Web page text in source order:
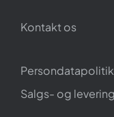
Kontakt os
Persondatapolitik
Salgs- og